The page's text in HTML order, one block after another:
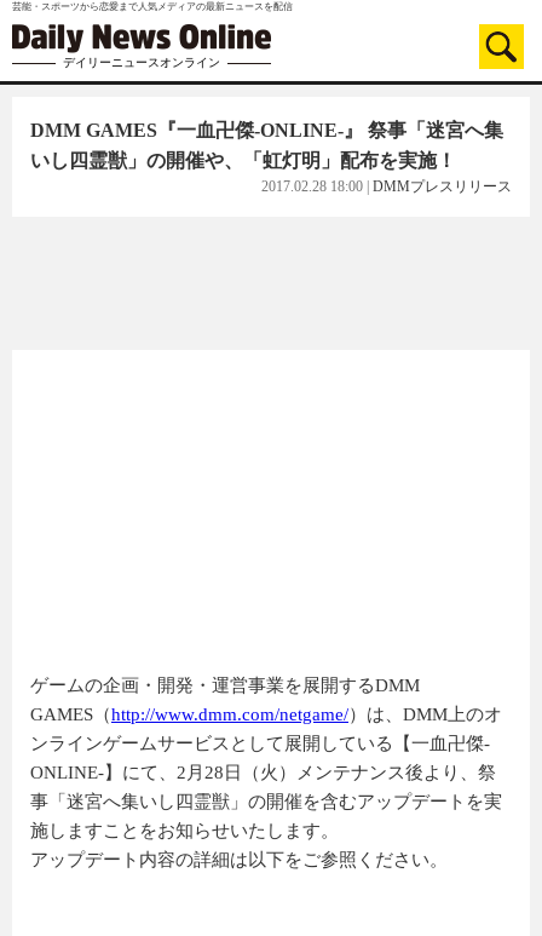
芸能・スポーツから恋愛まで人気メディアの最新ニュースを配信
デイリーニュースオンライン
DMM GAMES『一血卍傑-ONLINE-』 祭事「迷宮へ集
いし四霊獣」の開催や、「虹灯明」配布を実施！
2017.02.28 18:00 DMMプレスリリース
ゲームの企画・開発・運営事業を展開するDMM
GAMES（http://www.dmm.com/netgame/）は、DMM上のオ
ンラインゲームサービスとして展開している【一血卍傑-
ONLINE-】にて、2月28日（火）メンテナンス後より、祭
事「迷宮へ集いし四霊獣」の開催を含むアップデートを実
施しますことをお知らせいたします。
アップデート内容の詳細は以下をご参照ください。